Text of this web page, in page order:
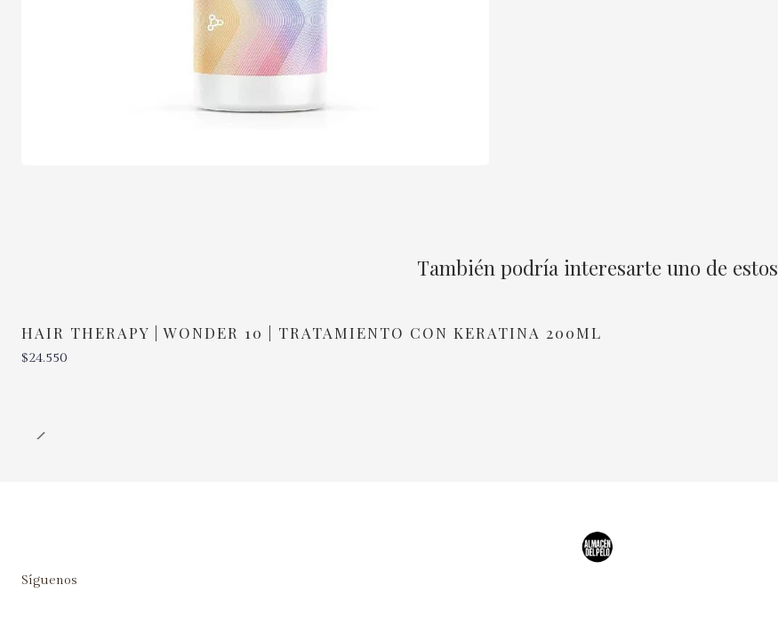
También podría interesarte uno de estos
HAIR THERAPY | WONDER 10 | TRATAMIENTO CON KERATINA 200ML
$24.550
Síguenos